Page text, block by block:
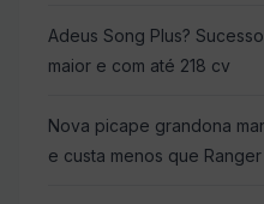
Adeus Song Plus?
maior e com até 218 cv
Nova picape grandona
e custa menos que